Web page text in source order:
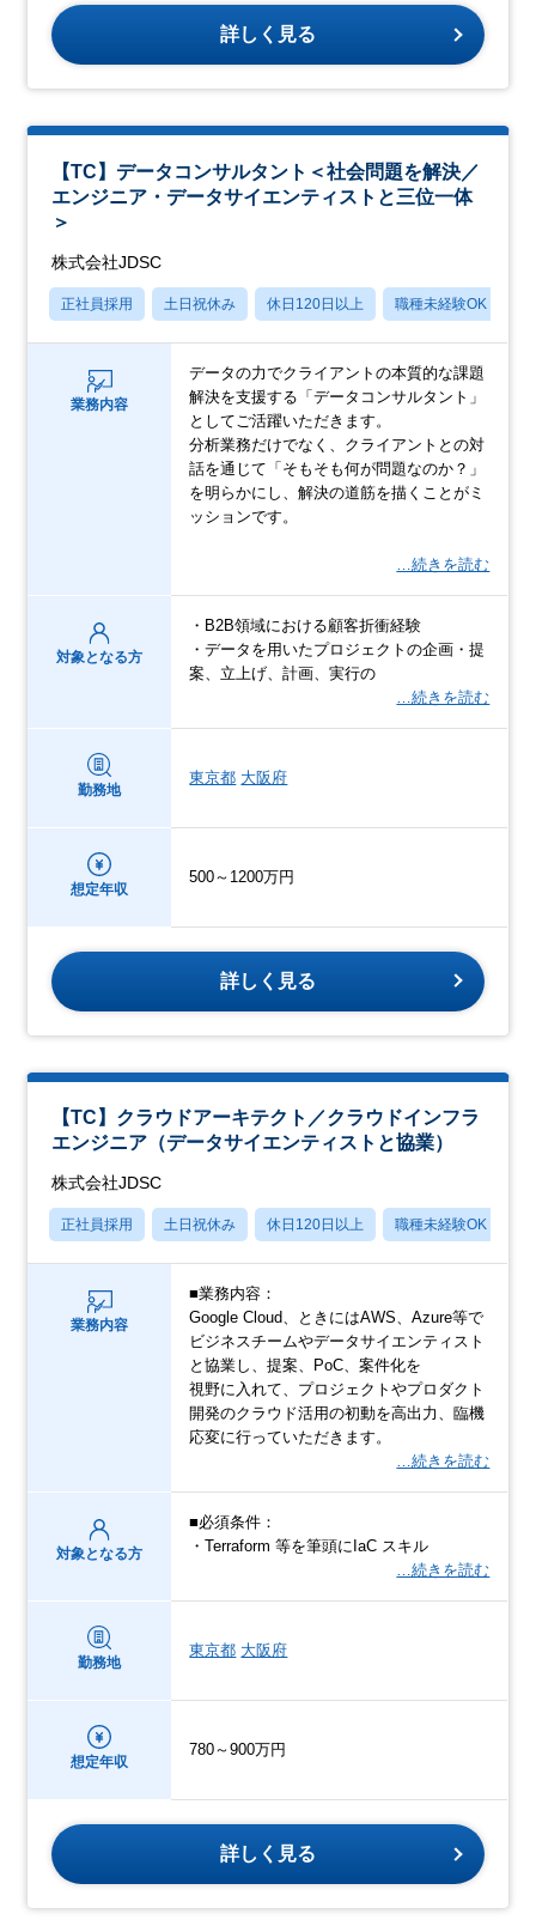
詳しく見る
【TC】データコンサルタント＜社会問題を解決／
エンジニア・データサイエンティストと三位一体
＞
株式会社JDSC
正社員採用 土日祝休み 休日120日以上 職種未経験OK
業務内容
データの力でクライアントの本質的な課題
解決を支援する「データコンサルタント」
としてご活躍いただきます。
分析業務だけでなく、クライアントとの対
話を通じて「そもそも何が問題なのか？」
を明らかにし、解決の道筋を描くことがミ
ッションです。
…続きを読む
対象となる方
・B2B領域における顧客折衝経験
・データを用いたプロジェクトの企画・提
案、立上げ、計画、実行の
…続きを読む
勤務地
東京都 大阪府
想定年収
500～1200万円
詳しく見る
【TC】クラウドアーキテクト／クラウドインフラ
エンジニア（データサイエンティストと協業）
株式会社JDSC
正社員採用 土日祝休み 休日120日以上 職種未経験OK
業務内容
■業務内容：
Google Cloud、ときにはAWS、Azure等で
ビジネスチームやデータサイエンティスト
と協業し、提案、PoC、案件化を
視野に入れて、プロジェクトやプロダクト
開発のクラウド活用の初動を高出力、臨機
応変に行っていただきます。
…続きを読む
対象となる方
■必須条件：
・Terraform 等を筆頭にIaC スキル
…続きを読む
勤務地
東京都 大阪府
想定年収
780～900万円
詳しく見る